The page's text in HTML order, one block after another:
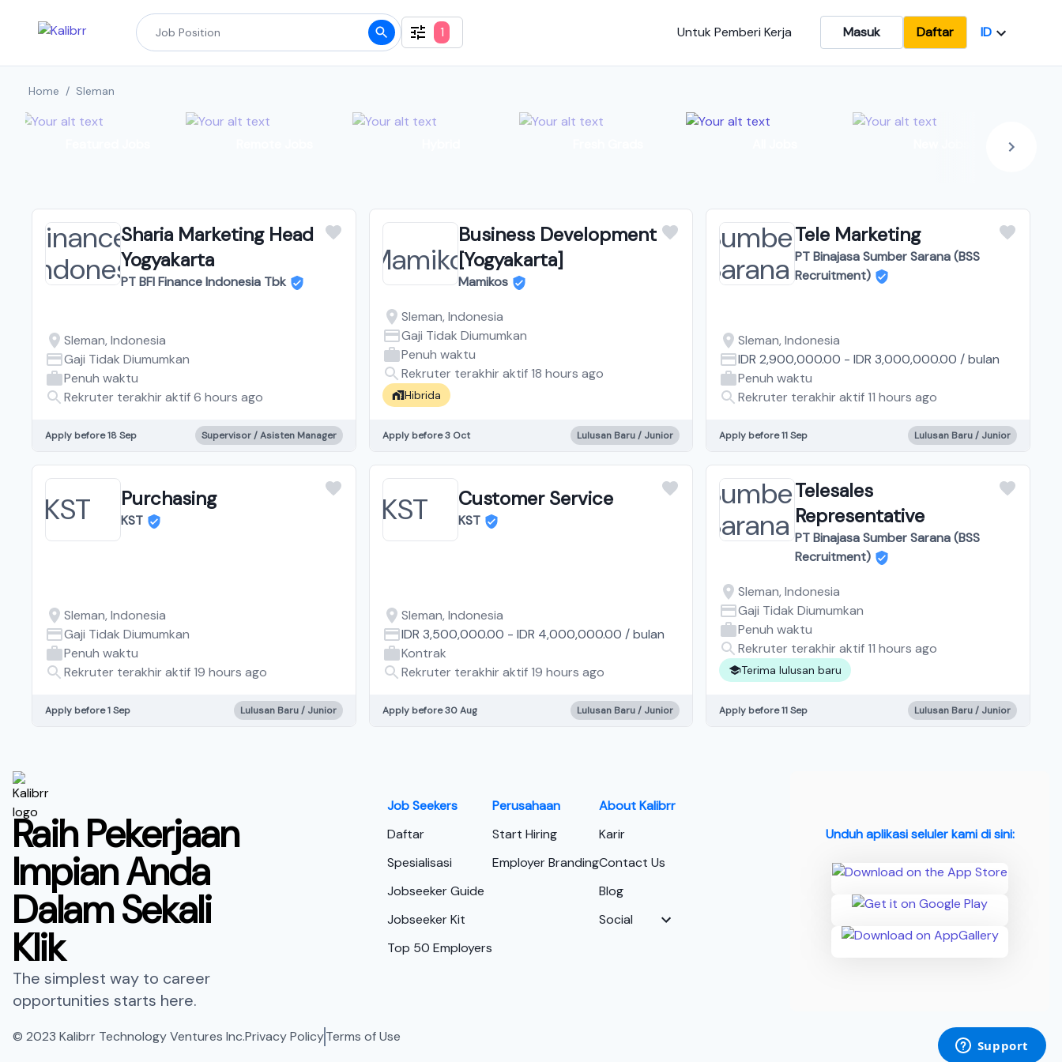
1 Untuk Pemberi Kerja Masuk Daftar ID
Home / Sleman
Sharia Marketing Head
Yogyakarta
PT BFI Finance Indonesia Tbk
Sleman, Indonesia
Gaji Tidak Diumumkan
Penuh waktu
Rekruter terakhir aktif 6 hours ago
Apply before 18 Sep Supervisor / Asisten Manager
Business Development
[Yogyakarta]
Mamikos
Sleman, Indonesia
Gaji Tidak Diumumkan
Penuh waktu
Rekruter terakhir aktif 18 hours ago
Hibrida
Apply before 3 Oct Lulusan Baru / Junior
Tele Marketing
PT Binajasa Sumber Sarana (BSS
Recruitment)
Sleman, Indonesia
IDR 2,900,000.00 -IDR 3,000,000.00 /bulan
Penuh waktu
Rekruter terakhir aktif 11 hours ago
Apply before 11 Sep Lulusan Baru / Junior
Purchasing
KST
Sleman, Indonesia
Gaji Tidak Diumumkan
Penuh waktu
Rekruter terakhir aktif 19 hours ago
Apply before 1 Sep Lulusan Baru / Junior
Customer Service
KST
Sleman, Indonesia
IDR 3,500,000.00 - IDR 4,000,000.00 /bulan
Kontrak
Rekruter terakhir aktif 19 hours ago
Apply before 30 Aug Lulusan Baru / Junior
Telesales
Representative
PT Binajasa Sumber Sarana (BSS
Recruitment)
Sleman, Indonesia
Gaji Tidak Diumumkan
Penuh waktu
Rekruter terakhir aktif 11 hours ago
Terima lulusan baru
Apply before 11 Sep Lulusan Baru / Junior
Raih Pekerjaan
Impian Anda
Dalam Sekali
Klik
The simplest way to career
opportunities starts here.
Job Seekers
Daftar
Spesialisasi
Jobseeker Guide
Jobseeker Kit
Top 50 Employers
Perusahaan
Start Hiring
Employer Branding
About Kalibrr
Karir
Contact Us
Blog
Social
Unduh aplikasi seluler kami di sini:
© 2023 Kalibrr Technology Ventures Inc.Privacy PolicyTerms of Use